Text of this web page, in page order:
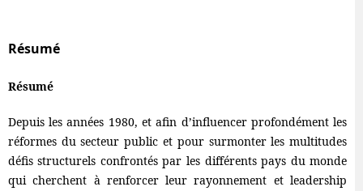
Résumé
Résumé
Depuis les années 1980, et afin d’influencer profondément les
réformes du secteur public et pour surmonter les multitudes
défis structurels confrontés par les différents pays du monde
qui cherchent à renforcer leur rayonnement et leadership